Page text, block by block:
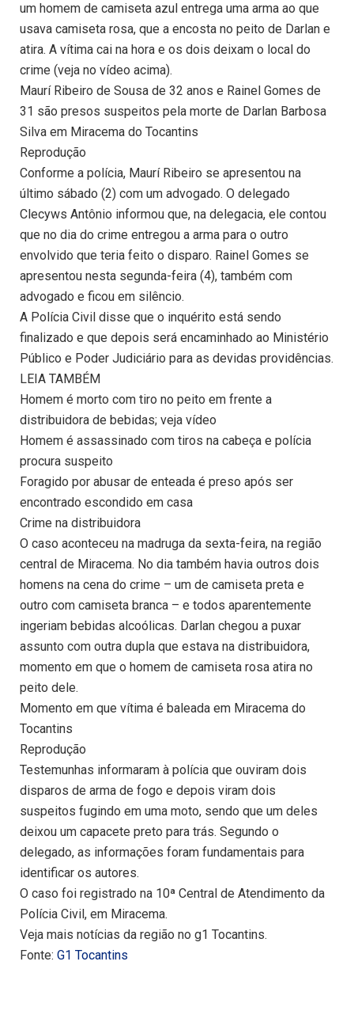
um homem de camiseta azul entrega uma arma ao que
usava camiseta rosa, que a encosta no peito de Darlan e
atira. A vítima cai na hora e os dois deixam o local do
crime (veja no vídeo acima).
Maurí Ribeiro de Sousa de 32 anos e Rainel Gomes de
31 são presos suspeitos pela morte de Darlan Barbosa
Silva em Miracema do Tocantins
Reprodução
Conforme a polícia, Maurí Ribeiro se apresentou na
último sábado (2) com um advogado. O delegado
Clecyws Antônio informou que, na delegacia, ele contou
que no dia do crime entregou a arma para o outro
envolvido que teria feito o disparo. Rainel Gomes se
apresentou nesta segunda-feira (4), também com
advogado e ficou em silêncio.
A Polícia Civil disse que o inquérito está sendo
finalizado e que depois será encaminhado ao Ministério
Público e Poder Judiciário para as devidas providências.
LEIA TAMBÉM
Homem é morto com tiro no peito em frente a
distribuidora de bebidas; veja vídeo
Homem é assassinado com tiros na cabeça e polícia
procura suspeito
Foragido por abusar de enteada é preso após ser
encontrado escondido em casa
Crime na distribuidora
O caso aconteceu na madruga da sexta-feira, na região
central de Miracema. No dia também havia outros dois
homens na cena do crime – um de camiseta preta e
outro com camiseta branca – e todos aparentemente
ingeriam bebidas alcoólicas. Darlan chegou a puxar
assunto com outra dupla que estava na distribuidora,
momento em que o homem de camiseta rosa atira no
peito dele.
Momento em que vítima é baleada em Miracema do
Tocantins
Reprodução
Testemunhas informaram à polícia que ouviram dois
disparos de arma de fogo e depois viram dois
suspeitos fugindo em uma moto, sendo que um deles
deixou um capacete preto para trás. Segundo o
delegado, as informações foram fundamentais para
identificar os autores.
O caso foi registrado na 10ª Central de Atendimento da
Polícia Civil, em Miracema.
Veja mais notícias da região no g1 Tocantins.
Fonte: G1 Tocantins